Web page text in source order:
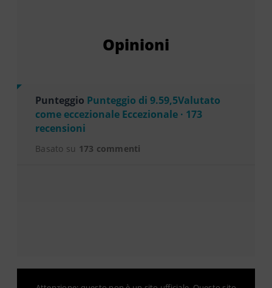
Opinioni
Punteggio Punteggio di 9.59,5Valutato
come eccezionale Eccezionale · 173
recensioni
Basato su 173 commenti